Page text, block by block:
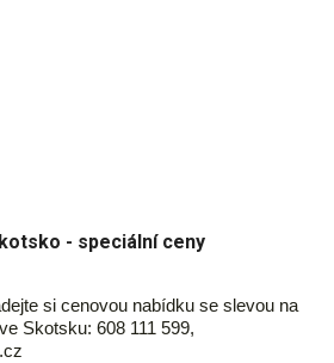
- speciální ceny
si cenovou nabídku se slevou na
Skotsku: 608 111 599,